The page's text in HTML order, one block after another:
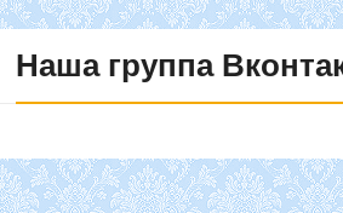
Наша группа